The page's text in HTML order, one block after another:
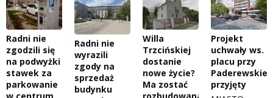
Radni nie
zgodzili się
na podwyżki
stawek za
parkowanie
Radni nie
wyrazili
zgody na
sprzedaż
budynku
Willa
Trzcińskiej
dostanie
nowe życie?
Ma zostać
Projekt
uchwały ws.
placu przy
przyjęty